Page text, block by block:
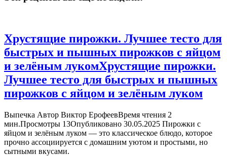
Хрустящие пирожки. Лучшее тесто для
быстрых и пышных пирожков с яйцом
и зелёным лукомХрустящие пирожки.
Лучшее тесто для быстрых и пышных
пирожков с яйцом и зелёным луком
Выпечка Автор Виктор ЕрофеевВремя чтения 2
мин.Просмотры 13Опубликовано 30.05.2025 Пирожки с
яйцом и зелёным луком — это классическое блюдо, которое
прочно ассоциируется с домашним уютом и простыми, но
сытными вкусами.